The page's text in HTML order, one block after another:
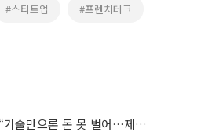
#스타트업 #프렌치테크
성민석 원프레딕트 COO “기술만으론 돈 못 벌어…제조 AI도 제품 돼야”